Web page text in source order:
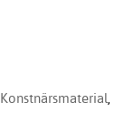
Konstnärsmaterial,